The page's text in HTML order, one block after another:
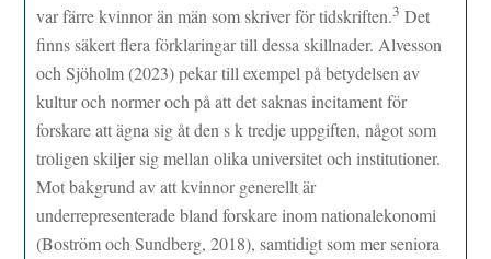
var färre kvinnor än män som skriver för tidskriften.3 Det
finns säkert flera förklaringar till dessa skillnader. Alvesson
och Sjöholm (2023) pekar till exempel på betydelsen av
kultur och normer och på att det saknas incitament för
forskare att ägna sig åt den s k tredje uppgiften, något som
troligen skiljer sig mellan olika universitet och institutioner.
Mot bakgrund av att kvinnor generellt är
underrepresenterade bland forskare inom nationalekonomi
(Boström och Sundberg, 2018), samtidigt som mer seniora